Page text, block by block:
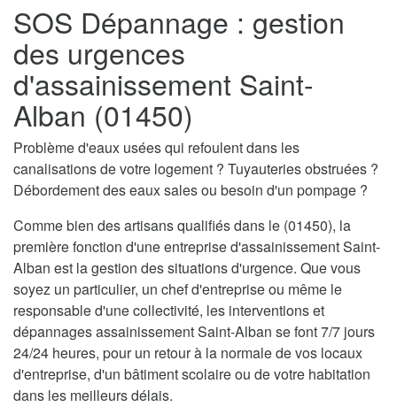
SOS Dépannage : gestion
des urgences
d'assainissement Saint-
Alban (01450)
Problème d'eaux usées qui refoulent dans les
canalisations de votre logement ? Tuyauteries obstruées ?
Débordement des eaux sales ou besoin d'un pompage ?
Comme bien des artisans qualifiés dans le (01450), la
première fonction d'une entreprise d'assainissement Saint-
Alban est la gestion des situations d'urgence. Que vous
soyez un particulier, un chef d'entreprise ou même le
responsable d'une collectivité, les interventions et
dépannages assainissement Saint-Alban se font 7/7 jours
24/24 heures, pour un retour à la normale de vos locaux
d'entreprise, d'un bâtiment scolaire ou de votre habitation
dans les meilleurs délais.